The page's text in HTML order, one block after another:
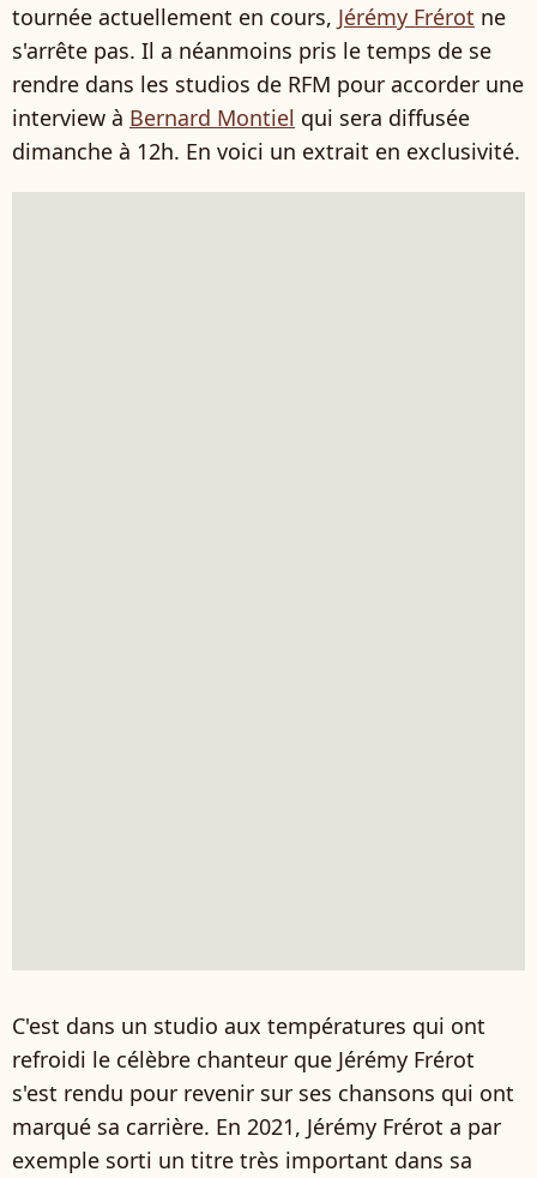
tournée actuellement en cours, Jérémy Frérot ne
s'arrête pas. Il a néanmoins pris le temps de se
rendre dans les studios de RFM pour accorder une
interview à Bernard Montiel qui sera diffusée
dimanche à 12h. En voici un extrait en exclusivité.
C'est dans un studio aux températures qui ont
refroidi le célèbre chanteur que Jérémy Frérot
s'est rendu pour revenir sur ses chansons qui ont
marqué sa carrière. En 2021, Jérémy Frérot a par
exemple sorti un titre très important dans sa